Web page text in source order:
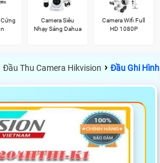
Cứng
Camera Siêu
Nhạy Sáng Dahua
Camera Wifi Full
HD 1080P
Đầu Thu Camera Hikvision › Đầu Ghi